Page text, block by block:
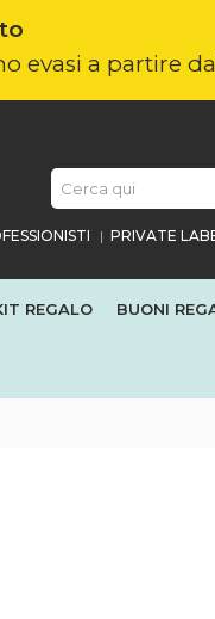
evasi a partire
PRIVATE
REGALO BUONI